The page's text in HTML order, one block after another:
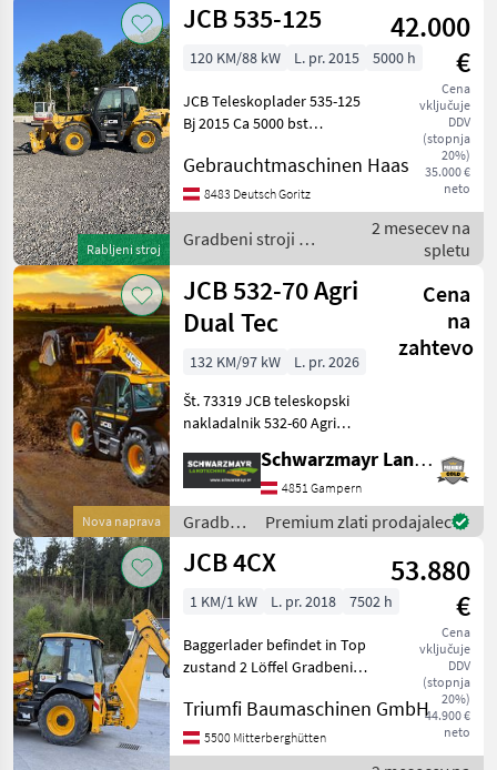
Rabljeni stroj
JCB 535-125
42.000
€
Cena
vključuje
DDV
(stopnja
20%)
35.000 €
neto
120 KM/88 kW L. pr. 2015 5000 h
JCB Teleskoplader 535-125
Bj 2015 Ca 5000 bst
Niveauausgleich
Hydraulische Abstützung
Zusatzhydraulik 12.5 Meter
Hubhöhe 3.5 Tonnen
Gebrauchtmaschinen Haas
8483 Deutsch Goritz
Gradbeni stroji /
JCB
2 mesecev na
spletu
Nova naprava
JCB 532-70 Agri
Dual Tec
Cena
na
zahtevo
132 KM/97 kW
L. pr. 2026
Št. 73319 JCB teleskopski
nakladalnik 532-60 Agri
silo 3, 2 tone - z višino dviga
7, 0 metra - s 4-valjnim
motorjem JCB Dieselmax
Common
Schwarzmayr Landtechnik GmbH - Gampern
4851 Gampern
Gradbeni
stroji /
JCB
Premium zlati prodajalec
JCB 4CX
53.880
€
Cena
vključuje
DDV
(stopnja
20%)
44.900 €
neto
1 KM/1 kW L. pr. 2018 7502 h
Baggerlader befindet in Top
zustand 2 Löffel Gradbeni
Triumfi Baumaschinen GmbH
5500 Mitterberghütten